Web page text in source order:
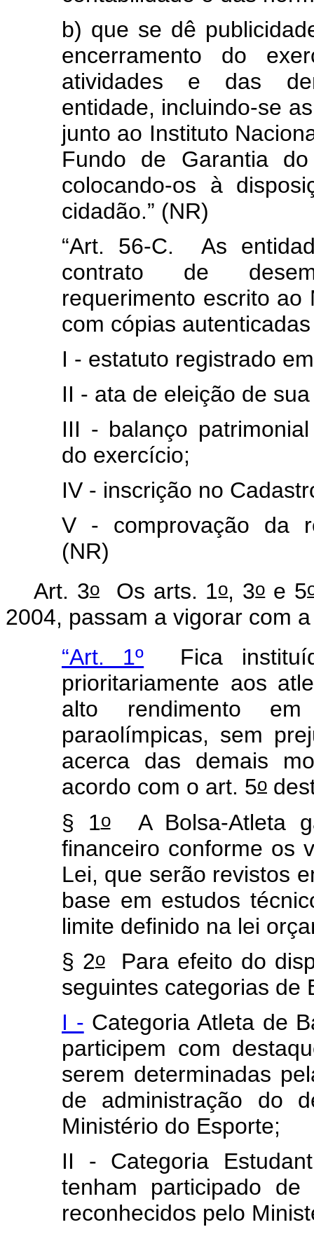
b) que se dê
encerramento do
atividades e das
entidade, incluindo-se
junto ao Instituto
Fundo de Garantia
colocando-os à
cidadão.” (NR)
“Art. 56-C.As
contrato de
requerimento escrito
com cópias
I - estatuto registrado
II - ata de eleição de
III - balanço
do exercício;
IV - inscrição no
V - comprovação da
(NR)
Art. 3oOs arts. 1o, 3oe 5
2004, passam a vigorar com
“Art. 1º Fica
prioritariamente aos
alto
rendimento
paraolímpicas, sem
acerca das demais
acordo com o art. 5o
§ 1oA Bolsa-Atleta
financeiro conforme os
Lei, que serão revistos
base em estudos
limite definido na lei
§ 2oPara efeito do
seguintes categorias de
I - Categoria Atleta de
participem com
serem determinadas
de administração do
Ministério do Esporte;
II - Categoria
tenham participado de
reconhecidos pelo